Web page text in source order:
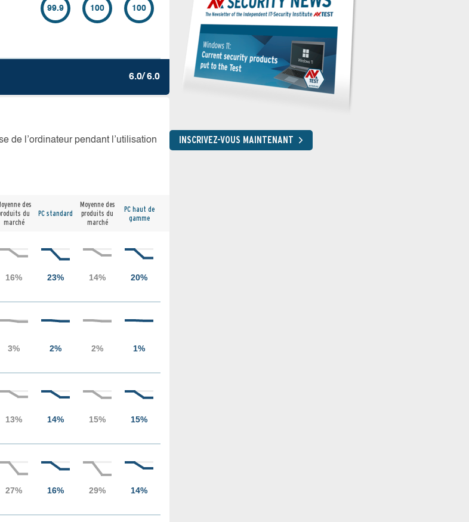
99.9 100 100
6.0/ 6.0
de l’ordinateur pendant l’utilisation
des
du
marché
PC standard
Moyenne des
produits du
marché
PC haut de
gamme
INSCRIVEZ-VOUS MAINTENANT